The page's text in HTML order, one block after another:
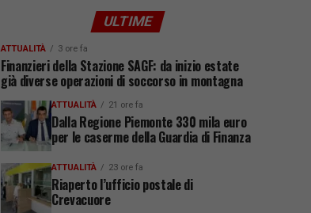
ULTIME
ATTUALITÀ 3 ore fa
Finanzieri della Stazione SAGF: da inizio estate
già diverse operazioni di soccorso in montagna
ATTUALITÀ 21 ore fa
Dalla Regione Piemonte 330 mila euro
per le caserme della Guardia di Finanza
ATTUALITÀ 23 ore fa
Riaperto l’ufficio postale di
Crevacuore